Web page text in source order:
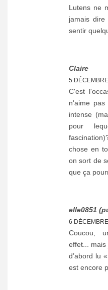
Lutens ne
jamais dire
sentir
Claire
5
C'est
n'aime
intense
pour
chose en
on sort de
que ça
elle0851
6
Coucou,
effet... mais
d’abord lu
est encore